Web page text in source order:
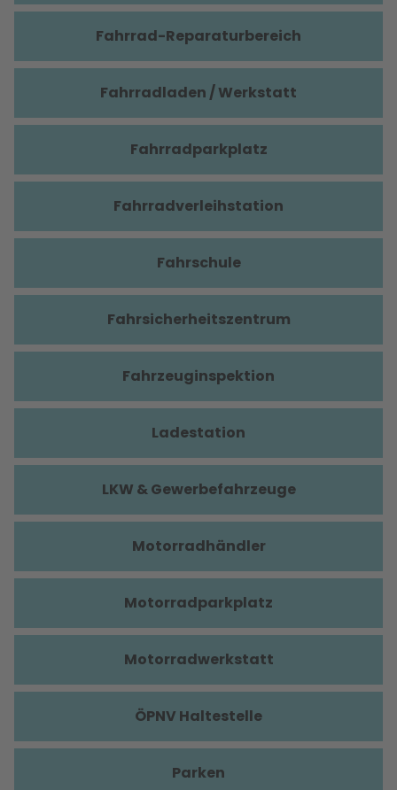
Fahrrad-Reparaturbereich
Fahrradladen / Werkstatt
Fahrradparkplatz
Fahrradverleihstation
Fahrschule
Fahrsicherheitszentrum
Fahrzeuginspektion
Ladestation
LKW & Gewerbefahrzeuge
Motorradhändler
Motorradparkplatz
Motorradwerkstatt
ÖPNV Haltestelle
Parken